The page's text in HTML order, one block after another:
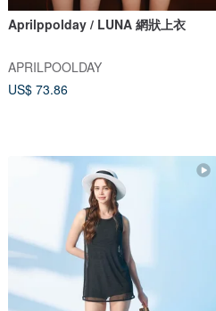
Aprilppolday / LUNA 網狀上衣
APRILPOOLDAY
US$ 73.86